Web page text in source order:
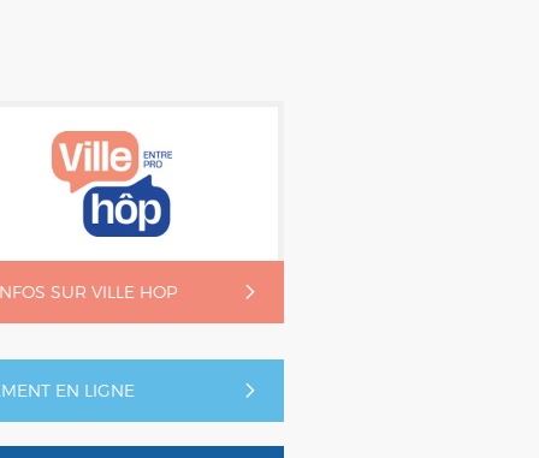
SUR VILLE HOP
EN LIGNE